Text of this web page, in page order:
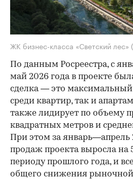
ЖК бизнес-класса «Светский лес»
По данным Росреестра, с
май 2026 года в проекте
сделка — это максимальный
среди квартир, так и
также лидирует по объему
квадратных метров и
При этом за январь—апрель
продаж проекта выросла на
периоду прошлого года, и
общего снижения рыночной